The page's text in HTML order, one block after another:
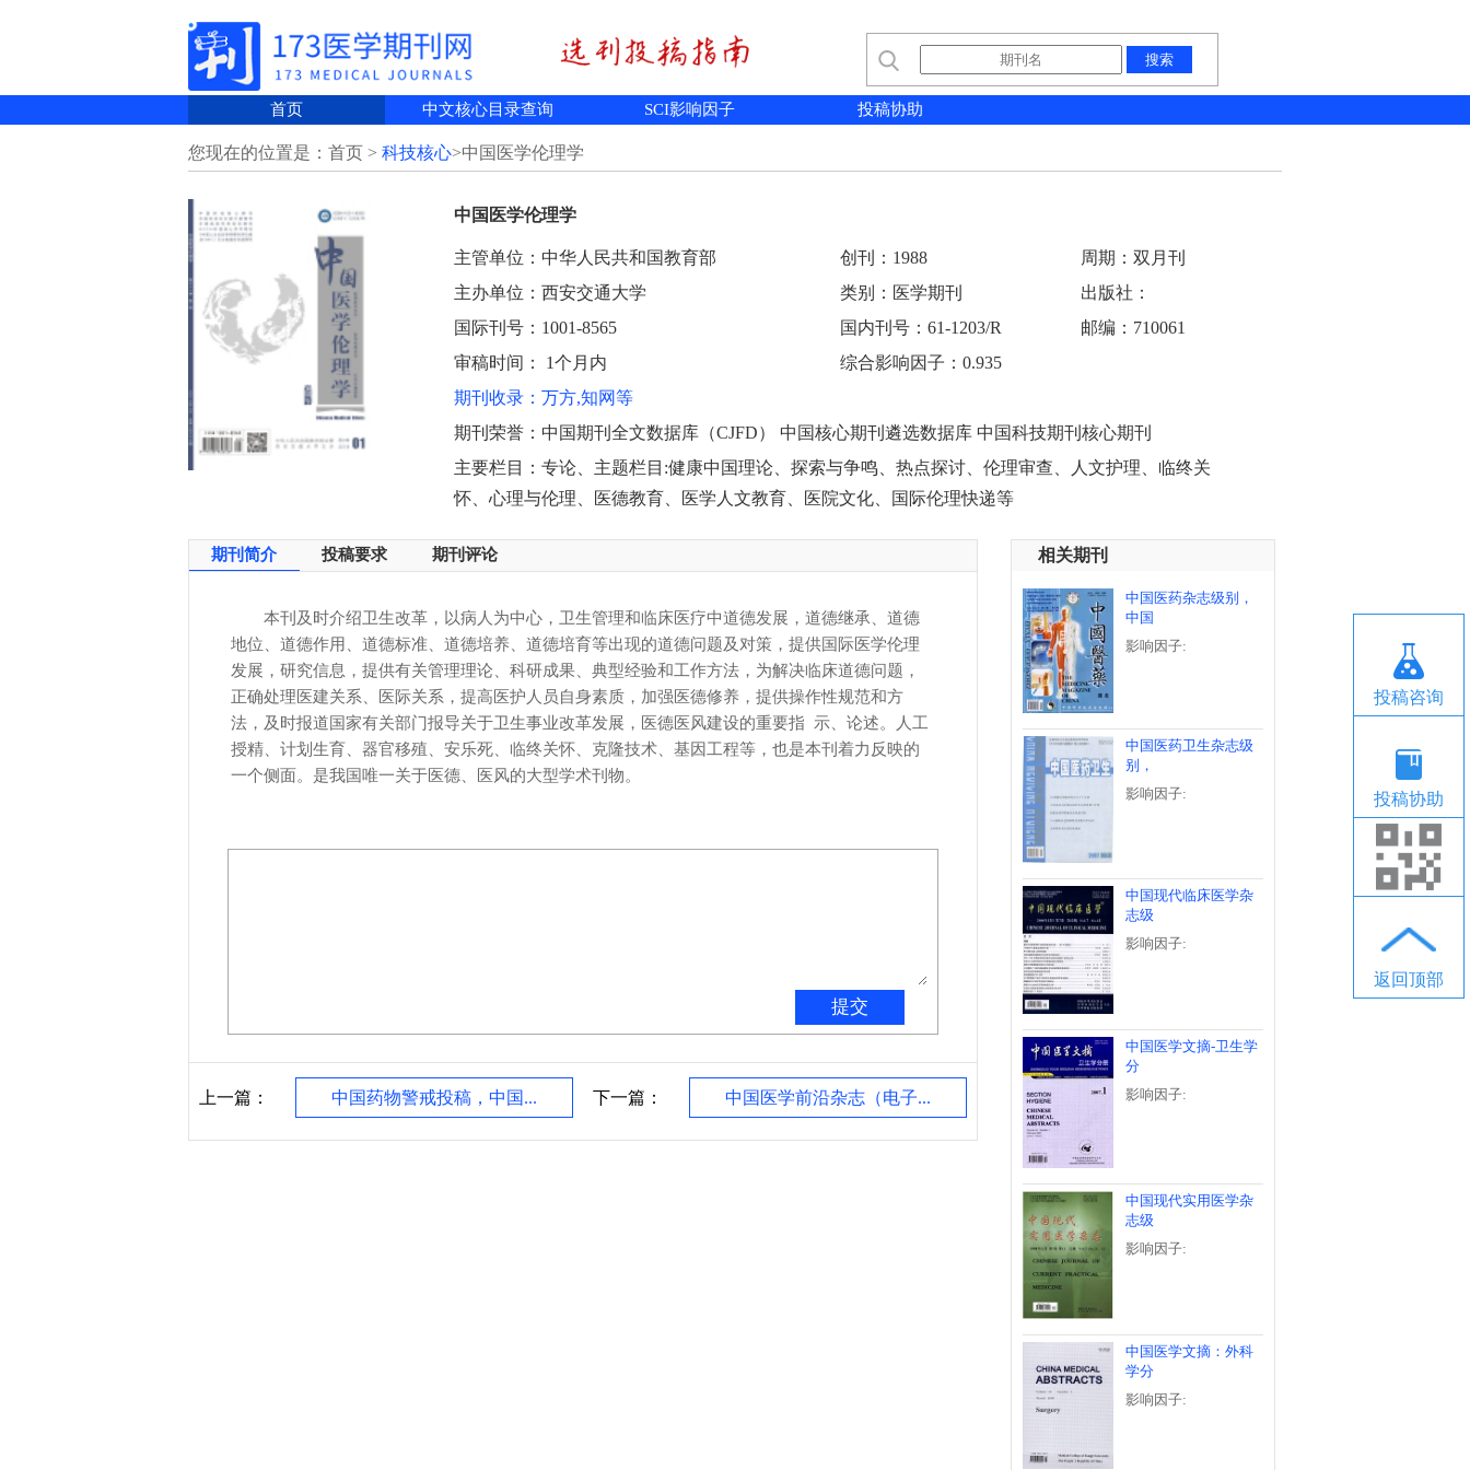
首页 中文核心目录查询 SCI影响因子 投稿协助
您现在的位置是：首页 > 科技核心>中国医学伦理学
中国医学伦理学
主管单位：中华人民共和国教育部 创刊：1988
周期：双月刊
主办单位：西安交通大学
类别：医学期刊
出版社：
国际刊号：1001-8565
国内刊号：61-1203/R
邮编：710061
审稿时间： 1个月内
综合影响因子：0.935
期刊收录：万方,知网等
期刊荣誉：中国期刊全文数据库（CJFD） 中国核心期刊遴选数据库 中国科技期刊核心期刊
主要栏目：专论、主题栏目:健康中国理论、探索与争鸣、热点探讨、伦理审查、人文护理、临终关
怀、心理与伦理、医德教育、医学人文教育、医院文化、国际伦理快递等
期刊简介 投稿要求 期刊评论
本刊及时介绍卫生改革，以病人为中心，卫生管理和临床医疗中道德发展，道德继承、道德
地位、道德作用、道德标准、道德培养、道德培育等出现的道德问题及对策，提供国际医学伦理
发展，研究信息，提供有关管理理论、科研成果、典型经验和工作方法，为解决临床道德问题，
正确处理医建关系、医际关系，提高医护人员自身素质，加强医德修养，提供操作性规范和方
法，及时报道国家有关部门报导关于卫生事业改革发展，医德医风建设的重要指 示、论述。人工
授精、计划生育、器官移殖、安乐死、临终关怀、克隆技术、基因工程等，也是本刊着力反映的
一个侧面。是我国唯一关于医德、医风的大型学术刊物。
上一篇： 中国药物警戒投稿，中国... 下一篇： 中国医学前沿杂志（电子...
相关期刊
中国医药杂志级别，
中国
影响因子:
中国医药卫生杂志级
别，
影响因子:
中国现代临床医学杂
志级
影响因子:
中国医学文摘-卫生学
分
影响因子:
中国现代实用医学杂
志级
影响因子:
中国医学文摘：外科
学分
影响因子:
投稿咨询
投稿协助
返回顶部